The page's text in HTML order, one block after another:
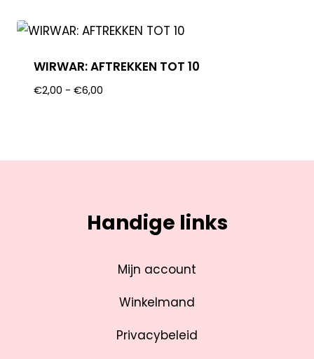
WIRWAR: AFTREKKEN TOT 10
€2,00 - €6,00
Handige links
Mijn account
Winkelmand
Privacybeleid